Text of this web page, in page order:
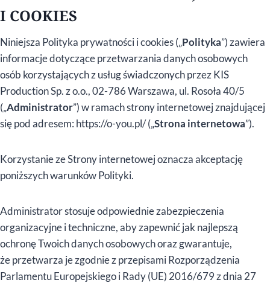
I COOKIES
Niniejsza Polityka prywatności i cookies („Polityka”) zawiera
informacje dotyczące przetwarzania danych osobowych
osób korzystających z usług świadczonych przez KIS
Production Sp. z o.o., 02-786 Warszawa, ul. Rosoła 40/5
(„Administrator”) w ramach strony internetowej znajdującej
się pod adresem: https://o-you.pl/ („Strona internetowa”).
Korzystanie ze Strony internetowej oznacza akceptację
poniższych warunków Polityki.
Administrator stosuje odpowiednie zabezpieczenia
organizacyjne i techniczne, aby zapewnić jak najlepszą
ochronę Twoich danych osobowych oraz gwarantuje,
że przetwarza je zgodnie z przepisami Rozporządzenia
Parlamentu Europejskiego i Rady (UE) 2016/679 z dnia 27